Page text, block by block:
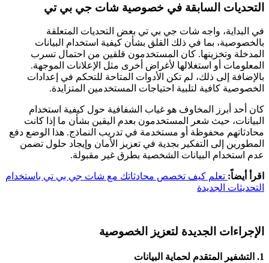
التحديات السابقة في خصوصية شات جي بي تي
في البداية، واجه شات جي بي تي بعض التحديات المتعلقة
بالخصوصية، بما في ذلك القلق بشأن كيفية استخدام البيانات
المدخلة وتخزينها. كان المستخدمون قلقين من احتمال تسرب
المعلومات أو استغلالها لأغراض أخرى مثل الإعلانات الموجهة.
بالإضافة إلى ذلك، لم تكن الأدوات المتاحة للتحكم في إعدادات
الخصوصية كافية لتلبية احتياجات المستخدمين المتزايدة.
كان أحد أبرز المخاوف هو غياب الشفافية حول كيفية استخدام
البيانات، حيث شعر المستخدمون بعدم اليقين بشأن ما إذا كانت
محادثاتهم محفوظة أو مستخدمة في تدريب النماذج. هذا الوضع دفع
المطورين إلى التفكير بجدية في تعزيز الأمان وإيجاد حلول تضمن
عدم استخدام البيانات الشخصية بطرق غير مقبولة.
اقرأ أيضاً: تعلم كيف تخصص محادثاتك مع شات جي بي تي باستخدام
التحديثات الجديدة
الإجراءات الجديدة لتعزيز الخصوصية
1. التشفير المتقدم لحماية البيانات